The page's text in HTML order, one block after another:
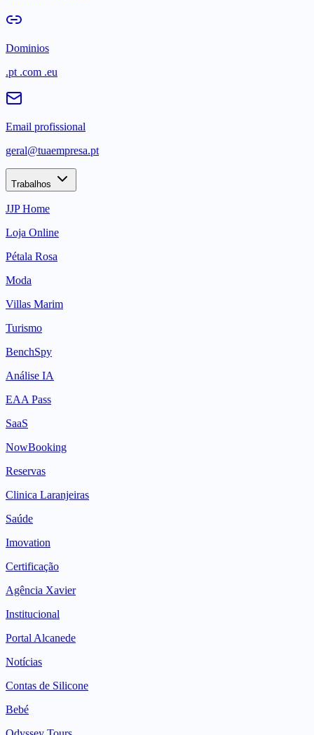
Dominios
.pt .com .eu
Email profissional
geral@tuaempresa.pt
Trabalhos
JJP Home
Loja Online
Pétala Rosa
Moda
Villas Marim
Turismo
BenchSpy
Análise IA
EAA Pass
SaaS
NowBooking
Reservas
Clinica Laranjeiras
Saúde
Imovation
Certificação
Agência Xavier
Institucional
Portal Alcanede
Notícias
Contas de Silicone
Bebé